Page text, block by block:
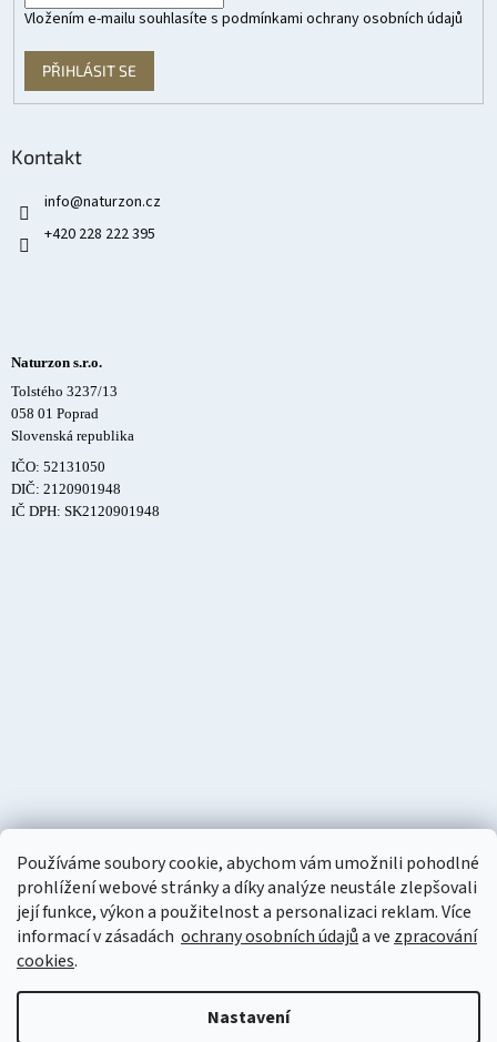
Používáme soubory cookie, abychom vám umožnili pohodlné
prohlížení webové stránky a díky analýze neustále zlepšovali
její funkce, výkon a použitelnost a personalizaci reklam. Více
informací v zásadách ochrany osobních údajůa ve zpracování
cookies.
Nastavení
Vložením e-mailu souhlasíte s podmínkami ochrany osobních údajů
PŘIHLÁSIT SE
Kontakt
info@naturzon.cz
+420 228 222 395
Naturzon s.r.o.
Tolstého 3237/13
058 01 Poprad
Slovenská republika
IČO: 52131050
DIČ: 2120901948
IČ DPH: SK2120901948